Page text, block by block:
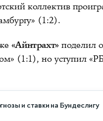
коллектив
(1:2).
«Айнтрахт»поделил
(1:1), но уступил
и ставки на Бундеслигу